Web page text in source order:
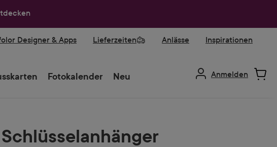
Designer & Apps Lieferzeiten Anlässe Inspirationen
Fotokalender Neu Anmelden
Schlüsselanhänger